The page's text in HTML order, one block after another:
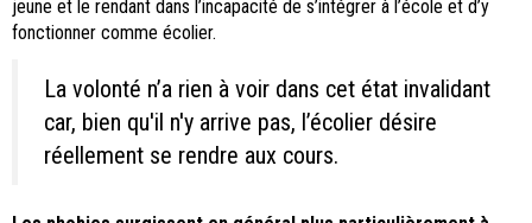
jeune et le rendant dans l’incapacité de s’intégrer à l’école et d’y
fonctionner comme écolier.
La volonté n’a rien à voir dans cet état invalidant
car, bien qu'il n'y arrive pas, l’écolier désire
réellement se rendre aux cours.